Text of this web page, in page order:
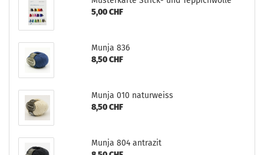
5,00 CHF
Munja 836
8,50 CHF
Munja 010 naturweiss
8,50 CHF
Munja 804 antrazit